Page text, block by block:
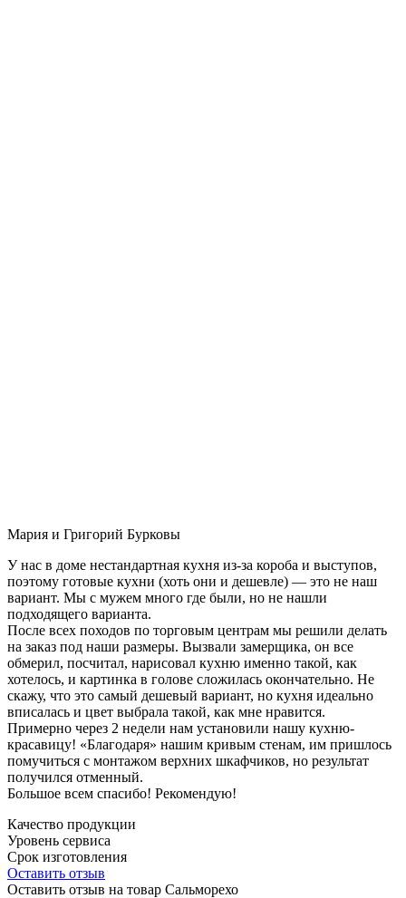
Мария и Григорий Бурковы
У нас в доме нестандартная кухня из-за короба и выступов,
поэтому готовые кухни (хоть они и дешевле) — это не наш
вариант. Мы с мужем много где были, но не нашли
подходящего варианта.
После всех походов по торговым центрам мы решили делать
на заказ под наши размеры. Вызвали замерщика, он все
обмерил, посчитал, нарисовал кухню именно такой, как
хотелось, и картинка в голове сложилась окончательно. Не
скажу, что это самый дешевый вариант, но кухня идеально
вписалась и цвет выбрала такой, как мне нравится.
Примерно через 2 недели нам установили нашу кухню-
красавицу! «Благодаря» нашим кривым стенам, им пришлось
помучиться с монтажом верхних шкафчиков, но результат
получился отменный.
Большое всем спасибо! Рекомендую!
Качество продукции
Уровень сервиса
Срок изготовления
Оставить отзыв
Оставить отзыв на товар Сальморехо